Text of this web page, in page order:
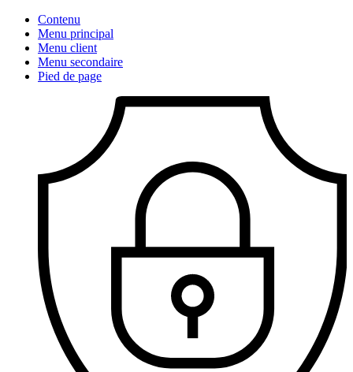
Contenu
Menu principal
Menu client
Menu secondaire
Pied de page